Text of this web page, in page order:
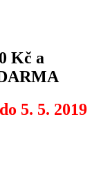
Kč a
5. 5. 2019